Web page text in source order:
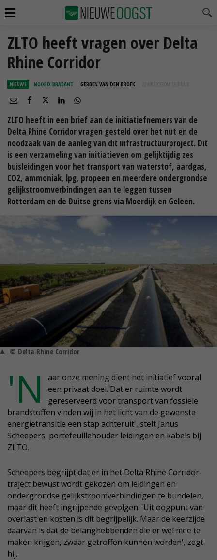
ZLTO heeft vragen over Delta
Rhine Corridor
NIEUWS NOORD-BRABANT GERBEN VAN DEN BROEK 22 AUG 2023 OM 13:37
ZLTO heeft in een brief aan de initiatiefnemers van de
Delta Rhine Corridor vragen gesteld over het nut en de
noodzaak van de aanleg van dit infrastructuurproject. Dit
is een verzameling van initiatieven om gelijktijdig zes
buisleidingen voor het transport van waterstof, aardgas,
CO2, ammoniak, lpg, propeen en meerdere ondergrondse
gelijkstroomverbindingen aan te leggen tussen
Rotterdam en de Duitse grens via Moerdijk en Geleen.
© Delta Rhine Corridor
'N
aar onze mening dient het initiatief vooral
een privaat doel. Dat er ruimte wordt
gereserveerd voor transport van fossiele
brandstoffen vinden wij in het licht van de gewenste
energietransitie een stap achteruit', stelt Janus
Scheepers, portefeuillehouder leidingen en kabels bij
ZLTO.
Scheepers begrijpt dat er in het Delta Rhine Corridor-
traject bewust wordt gekozen om leidingen en
ondergrondse gelijkstroomverbindingen te bundelen,
maar dit heeft ingrijpende gevolgen. 'Uit oogpunt van
overlast en kosten is dit begrijpelijk. Maar de keerzijde
daarvan is dat de belanghebbenden die er wel mee te
maken krijgen, zwaar getroffen kunnen worden', zegt
hij.